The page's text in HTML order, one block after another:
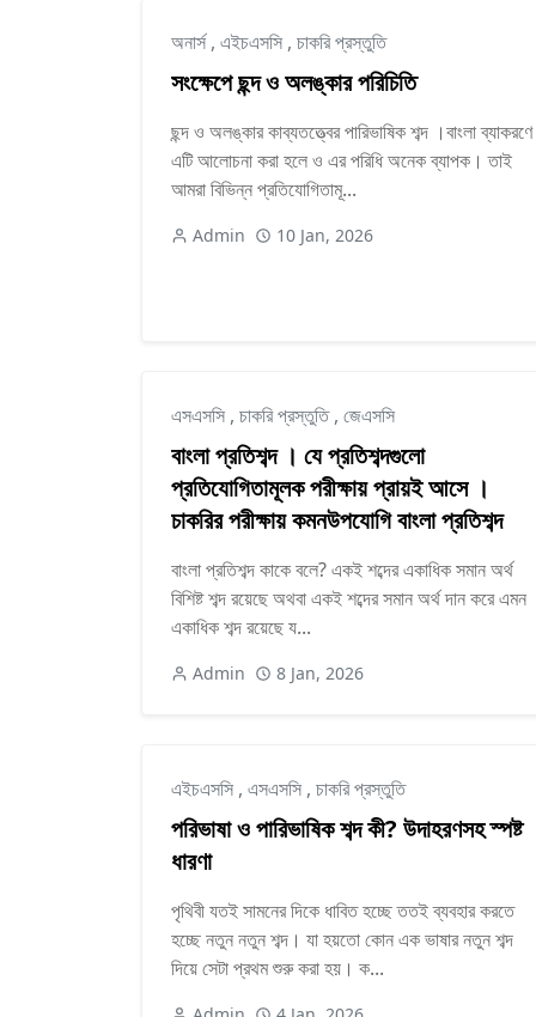
অনার্স, এইচএসসি , চাকরি প্রস্তুতি
সংক্ষেপে ছন্দ ও অলঙ্কার পরিচিতি
ছন্দ ও অলঙ্কার কাব্যতত্ত্বের পারিভাষিক শব্দ ।বাংলা ব্যাকরণে
এটি আলোচনা করা হলে ও এর পরিধি অনেক ব্যাপক। তাই
আমরা বিভিন্ন প্রতিযোগিতামূ...
Admin 10 Jan, 2026
এসএসসি , চাকরি প্রস্তুতি, জেএসসি
বাংলা প্রতিশব্দ । যে প্রতিশব্দগুলো
প্রতিযোগিতামূলক পরীক্ষায় প্রায়ই আসে ।
চাকরির পরীক্ষায় কমনউপযোগি বাংলা প্রতিশব্দ
বাংলা প্রতিশব্দ কাকে বলে? একই শব্দের একাধিক সমান অর্থ
বিশিষ্ট শব্দ রয়েছে অথবা একই শব্দের সমান অর্থ দান করে এমন
একাধিক শব্দ রয়েছে য...
Admin 8 Jan, 2026
এইচএসসি , এসএসসি , চাকরি প্রস্তুতি
পরিভাষা ও পারিভাষিক শব্দ কী? উদাহরণসহ স্পষ্ট
ধারণা
পৃথিবী যতই সামনের দিকে ধাবিত হচ্ছে ততই ব্যবহার করতে
হচ্ছে নতুন নতুন শব্দ। যা হয়তো কোন এক ভাষার নতুন শব্দ
দিয়ে সেটা প্রথম শুরু করা হয়। ক...